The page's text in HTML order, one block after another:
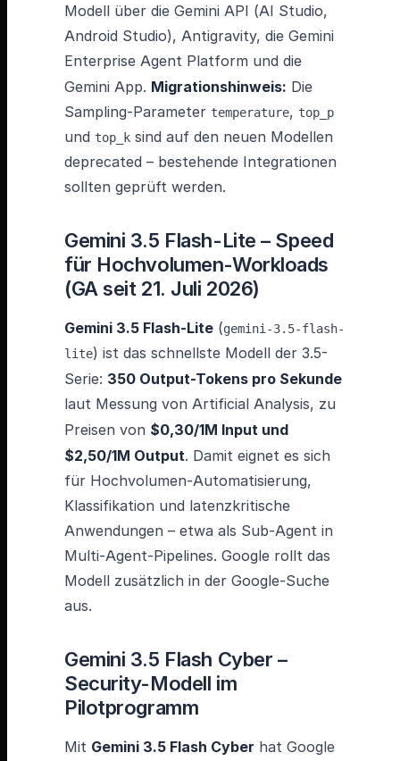
Modell über die Gemini API (AI Studio,
Android Studio), Antigravity, die Gemini
Enterprise Agent Platform und die
Gemini App. Migrationshinweis: Die
Sampling-Parameter temperature, top_p
und top_k sind auf den neuen Modellen
deprecated – bestehende Integrationen
sollten geprüft werden.
Gemini 3.5 Flash-Lite – Speed
für Hochvolumen-Workloads
(GA seit 21. Juli 2026)
Gemini 3.5 Flash-Lite (gemini-3.5-flash-
lite) ist das schnellste Modell der 3.5-
Serie: 350 Output-Tokens pro Sekunde
laut Messung von Artificial Analysis, zu
Preisen von $0,30/1M Input und
$2,50/1M Output. Damit eignet es sich
für Hochvolumen-Automatisierung,
Klassifikation und latenzkritische
Anwendungen – etwa als Sub-Agent in
Multi-Agent-Pipelines. Google rollt das
Modell zusätzlich in der Google-Suche
aus.
Gemini 3.5 Flash Cyber –
Security-Modell im
Pilotprogramm
Mit Gemini 3.5 Flash Cyber hat Google